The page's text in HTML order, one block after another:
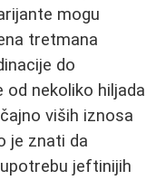
mogu
tretmana
do
od nekoliko hiljada
viših iznosa
je znati da
jeftinijih